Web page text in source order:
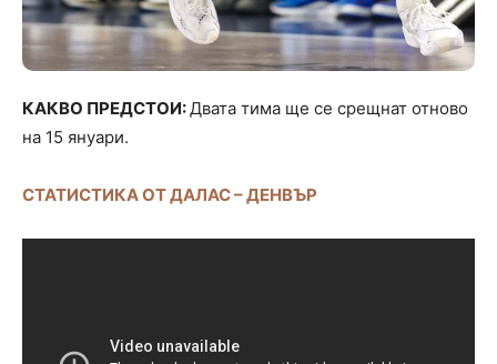
КАКВО ПРЕДСТОИ:Двата тима ще се срещнат отново
на 15 януари.
СТАТИСТИКА ОТ ДАЛАС – ДЕНВЪР